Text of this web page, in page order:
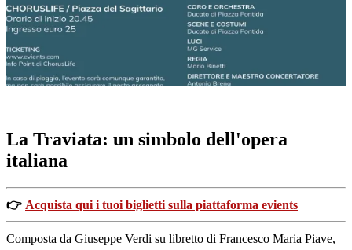
Giuseppe
La Traviata: un simbolo dell'opera
italiana
👉 Acquista qui i tuoi biglietti sulla piattaforma evients
Composta da Giuseppe Verdi su libretto di Francesco Maria Piave,